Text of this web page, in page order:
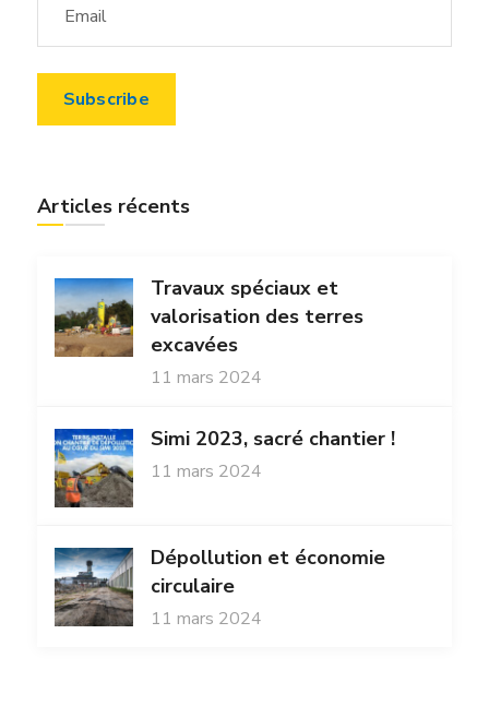
Articles récents
Travaux spéciaux et
valorisation des terres
excavées
11 mars 2024
Simi 2023, sacré chantier !
11 mars 2024
Dépollution et économie
circulaire
11 mars 2024